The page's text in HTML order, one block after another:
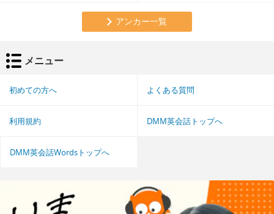
アンカー一覧
メニュー
初めての方へ よくある質問
利用規約 DMM英会話トップへ
DMM英会話Wordsトップへ